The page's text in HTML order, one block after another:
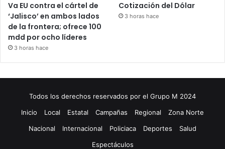
Va EU contra el cártel de
‘Jalisco’ en ambos lados
de la frontera; ofrece 100
mdd por ocho líderes
3 horas hace
Cotización del Dólar
3 horas hace
Todos los derechos reservados por el Grupo M 2024
Inicio
Local Estatal Campañas Regional
Zona Norte
Nacional
Internacional Policiaca Deportes
Salud
Espectáculos